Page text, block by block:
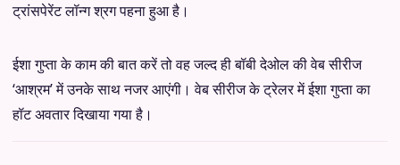
ट्रांसपेरेंट लॉन्ग श्रग पहना हुआ है।
ईशा गुप्ता के काम की बात करें तो वह जल्द ही बॉबी देओल की वेब सीरीज
‘आश्रम’ में उनके साथ नजर आएंगी। वेब सीरीज के ट्रेलर में ईशा गुप्ता का
हॉट अवतार दिखाया गया है।